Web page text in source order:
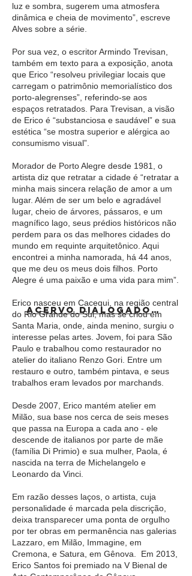
luz e sombra, sugerem uma atmosfera
dinâmica e cheia de movimento”, escreve
Alves sobre a série.
Por sua vez, o escritor Armindo Trevisan,
também em texto para a exposição, anota
que Erico “resolveu privilegiar locais que
carregam o patrimônio memorialístico dos
porto-alegrenses”, referindo-se aos
espaços retratados. Para Trevisan, a visão
de Erico é “substanciosa e saudável” e sua
estética “se mostra superior e alérgica ao
consumismo visual”.
Morador de Porto Alegre desde 1981, o
artista diz que retratar a cidade é “retratar a
minha mais sincera relação de amor a um
lugar. Além de ser um belo e agradável
lugar, cheio de árvores, pássaros, e um
magnífico lago, seus prédios históricos não
perdem para os das melhores cidades do
mundo em requinte arquitetônico. Aqui
encontrei a minha namorada, há 44 anos,
que me deu os meus dois filhos. Porto
Alegre é uma paixão e uma vida para mim”.
Erico nasceu em Cacequi, na região central
do Rio Grande do Sul, mas se criou em
Santa Maria, onde, ainda menino, surgiu o
interesse pelas artes. Jovem, foi para São
Paulo e trabalhou como restaurador no
atelier do italiano Renzo Gori. Entre um
restauro e outro, também pintava, e seus
trabalhos eram levados por marchands.
Desde 2007, Erico mantém atelier em
Milão, sua base nos cerca de seis meses
que passa na Europa a cada ano - ele
descende de italianos por parte de mãe
(família Di Primio) e sua mulher, Paola, é
nascida na terra de Michelangelo e
Leonardo da Vinci.
Em razão desses laços, o artista, cuja
personalidade é marcada pela discrição,
deixa transparecer uma ponta de orgulho
por ter obras em permanência nas galerias
Lazzaro, em Milão, Immagine, em
Cremona, e Satura, em Gênova. Em 2013,
Erico Santos foi premiado na V Bienal de
acervo dialogado >